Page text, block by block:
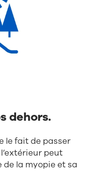
dehors.
le fait de passer
peut
de la myopie et sa